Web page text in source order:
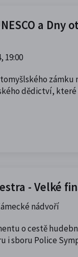
a Dny
19:00
zámku
dědictví, které
- Velké
nádvoří
o cestě
i sboru Police